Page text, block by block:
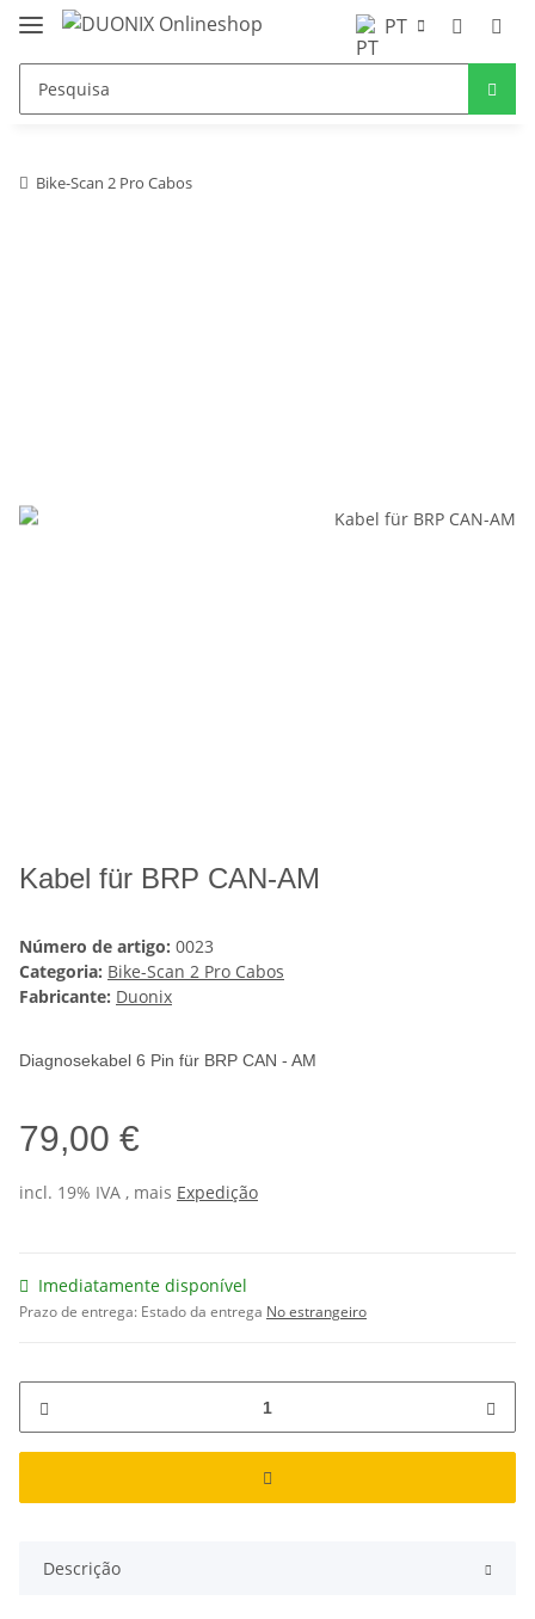
PT
Bike-Scan 2 Pro Cabos
Kabel für BRP CAN-AM
Número de artigo: 0023
Categoria: Bike-Scan 2 Pro Cabos
Fabricante: Duonix
Diagnosekabel 6 Pin für BRP CAN - AM
79,00 €
incl. 19% IVA , mais Expedição
Imediatamente disponível
Prazo de entrega: Estado da entrega No estrangeiro
Descrição